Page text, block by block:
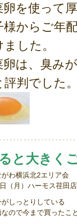
卵を使って
様からご年
した。
卵は、臭み
評判でした
と大きく
がわ横浜北2エリア会
（月）ハーモス荏田
がしっとりしている
なので今まで買ったこ